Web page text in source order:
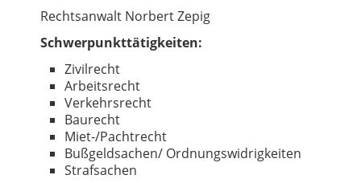
Rechtsanwalt Norbert Zepig
Schwerpunkttätigkeiten:
Zivilrecht
Arbeitsrecht
Verkehrsrecht
Baurecht
Miet-/Pachtrecht
Bußgeldsachen/ Ordnungswidrigkeiten
Strafsachen